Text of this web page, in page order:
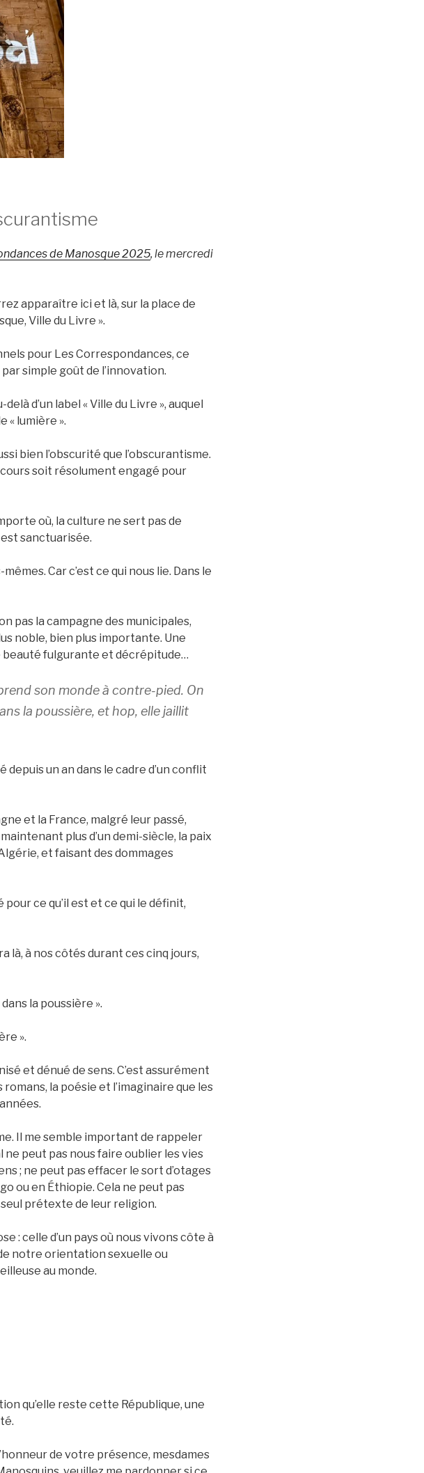
de Manosque 2025, le mercredi
apparaître ici et là, sur la place de
Ville du Livre ».
pour Les Correspondances, ce
simple goût de l’innovation.
d’un label « Ville du Livre », auquel
« lumière ».
bien l’obscurité que l’obscurantisme.
soit résolument engagé pour
où, la culture ne sert pas de
sanctuarisée.
Car c’est ce qui nous lie. Dans le
pas la campagne des municipales,
noble, bien plus importante. Une
fulgurante et décrépitude…
son monde à contre-pied. On
la poussière, et hop, elle jaillit
depuis un an dans le cadre d’un conflit
et la France, malgré leur passé,
plus d’un demi-siècle, la paix
et faisant des dommages
ce qu’il est et ce qui le définit,
là, à nos côtés durant ces cinq jours,
la poussière ».
».
et dénué de sens. C’est assurément
la poésie et l’imaginaire que les
Il me semble important de rappeler
ne peut pas nous faire oublier les vies
; ne peut pas effacer le sort d’otages
ou en Éthiopie. Cela ne peut pas
prétexte de leur religion.
: celle d’un pays où nous vivons côte à
notre orientation sexuelle ou
au monde.
qu’elle reste cette République, une
de votre présence, mesdames